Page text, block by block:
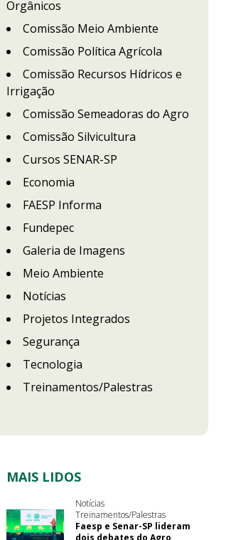
Orgânicos
Comissão Meio Ambiente
Comissão Política Agrícola
Comissão Recursos Hídricos e
Irrigação
Comissão Semeadoras do Agro
Comissão Silvicultura
Cursos SENAR-SP
Economia
FAESP Informa
Fundepec
Galeria de Imagens
Meio Ambiente
Notícias
Projetos Integrados
Segurança
Tecnologia
Treinamentos/Palestras
MAIS LIDOS
Notícias
Treinamentos/Palestras
Faesp e Senar-SP lideram
dois debates do Agro